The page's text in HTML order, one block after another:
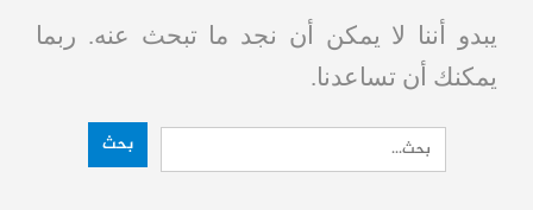
يبدو أننا لا يمكن أن نجد ما تبحث عنه. ربما
يمكنك أن تساعدنا.